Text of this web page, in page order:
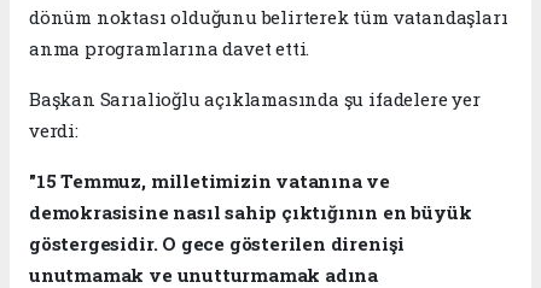
dönüm noktası olduğunu belirterek tüm vatandaşları
anma programlarına davet etti.
Başkan Sarıalioğlu açıklamasında şu ifadelere yer
verdi:
"15 Temmuz, milletimizin vatanına ve
demokrasisine nasıl sahip çıktığının en büyük
göstergesidir. O gece gösterilen direnişi
unutmamak ve unutturmamak adına